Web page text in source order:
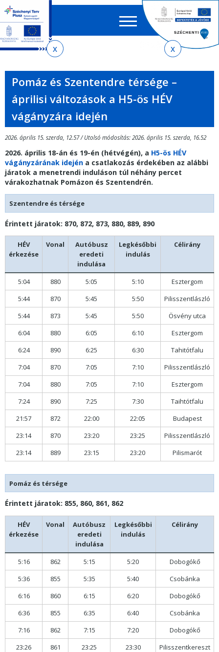
menetrendkeresőhöz
almenühöz
tartalomra
oldaltérképre
EN HU
űrlap
Pomáz és Szentendre térsége –
áprilisi változások a H5-ös HÉV
vágányzára idején
2026. április 15. szerda, 12.57 / Utolsó módosítás: 2026. április 15. szerda, 16.52
2026. április 18-án és 19-én (hétvégén), a H5-ös HÉV
vágányzárának idején a csatlakozás érdekében az alábbi
járatok a menetrendi induláson túl néhány percet
várakozhatnak Pomázon és Szentendrén.
Szentendre és térsége
Érintett járatok: 870, 872, 873, 880, 889, 890
HÉV
érkezése
Vonal
Autóbusz
eredeti
indulása
Legkésőbbi
indulás
Célirány
5:04 880 5:05 5:10
Esztergom
5:44
870 5:45 5:50
Pilisszentlászló
5:44
873 5:45 5:50
Ösvény utca
6:04
880 6:05 6:10
Esztergom
6:24
890 6:25 6:30
Tahitótfalu
7:04
870 7:05 7:10
Pilisszentlászló
7:04
880 7:05 7:10
Esztergom
7:24
890 7:25 7:30
Taihtótfalu
21:57
872 22:00 22:05
Budapest
23:14
870 23:20 23:25
Pilisszentlászló
23:14
889 23:15 23:20 Pilismarót
Pomáz és térsége
Érintett járatok: 855, 860, 861, 862
HÉV
érkezése
Vonal
Autóbusz
eredeti
indulása
Legkésőbbi
indulás
Célirány
5:16 862 5:15 5:20
Dobogókő
5:36
855 5:35 5:40
Csobánka
6:16
860 6:15 6:20
Dobogókő
6:36
855 6:35 6:40
Csobánka
7:16
862 7:15 7:20
Dobogókő
23:26
861 23:25 23:30 Pilisszentkereszt